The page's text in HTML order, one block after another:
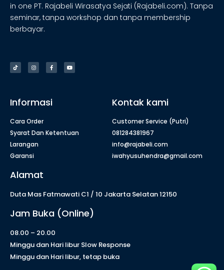
in one PT. Rajabeli Wirasatya Sejati (Rajabeli.com). Tanpa
seminar, tanpa workshop dan tanpa membership
berbayar.
Informasi
Cara Order
Syarat Dan Ketentuan
Larangan
Garansi
Kontak kami
Customer Service (Putri)
081284381967
info@rajabeli.com
iwahyusuhendra@gmail.com
Alamat
Duta Mas Fatmawati C1 / 10 Jakarta Selatan 12150
Jam Buka (Online)
08.00 – 20.00
Minggu dan Hari libur Slow Response
Minggu dan Hari libur, tetap buka